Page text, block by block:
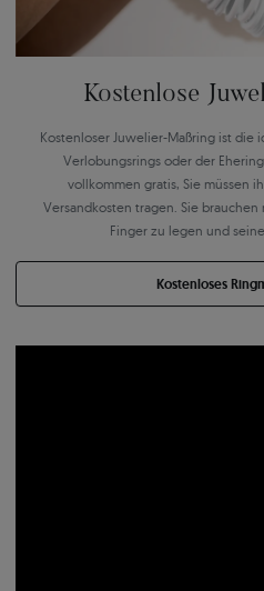
Kostenlose
Kostenloser Juwelier-Maßring ist die
Verlobungsrings oder der
vollkommen gratis, Sie müssen
Versandkosten tragen. Sie
Finger zu legen und
Kostenloses